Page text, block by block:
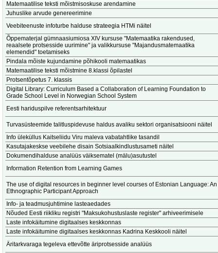
Matemaatilise teksti mõistmisoskuse arendamine
Juhuslike arvude genereerimine
Veebiteenuste infoturbe halduse strateegia HTMi näitel
Õppematerjal gümnaasiumiosa XIV kursuse "Matemaatika rakendused,
reaalsete protsesside uurimine" ja valikkursuse "Majandusmatemaatika
elemendid" toetamiseks
Pindala mõiste kujundamine põhikooli matemaatikas
Matemaatilise teksti mõistmine 8.klassi õpilastel
Protsentõpetus 7. klassis
Digital Library: Curriculum Based a Collaboration of Learning Foundation to
Grade School Level in Norwegian School System
Eesti hariduspilve referentsarhitektuur
Turvasüsteemide talitluspidevuse haldus avaliku sektori organisatsiooni näitel
Info üleküllus Kaitseliidu Viru maleva vabatahtlike tasandil
Kasutajakeskse veebilehe disain Sotsiaalkindlustusameti näitel
Dokumendihalduse analüüs väiksematel (mälu)asutustel
Information Retention from Learning Games
The use of digital resources in beginner level courses of Estonian Language: An
Ethnographic Participant Approach
Info- ja teadmusjuhtimine lasteaedades
Nõuded Eesti riikliku registri "Maksukohustuslaste register" arhiveerimisele
Laste infokäitumine digitaalses keskkonnas
Laste infokäitumine digitaalses keskkonnas Kadrina Keskkooli näitel
Äritarkvaraga tegeleva ettevõtte äriprotsesside analüüs